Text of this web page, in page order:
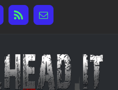
Rss Email